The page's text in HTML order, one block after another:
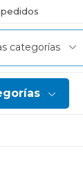
categorías